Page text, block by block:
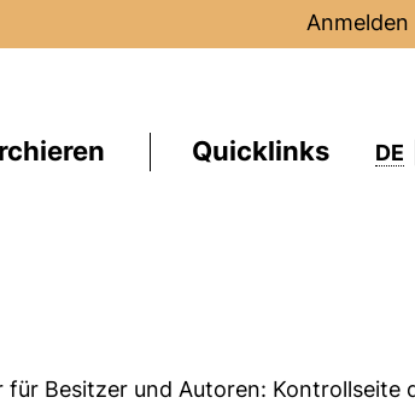
Anmelden
Quicklinks DE
für Besitzer und Autoren: Kontrollseite